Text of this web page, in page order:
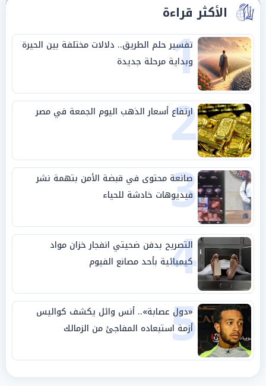
الأكثر قراءة
1
تفسير حلم الطريق.. دلالات مختلفة بين الحيرة
وبداية مرحلة جديدة
2
ارتفاع أسعار الذهب اليوم الجمعة في مصر
3
صانعة محتوى في قبضة الأمن بتهمة نشر
فيديوهات خادشة للحياء
4
التصريح بدفن ضحيتي انفجار خزان مواد
كيميائية بأحد مصانع الفيوم
5
«دول عصابة».. أنس وائل يكشف كواليس
أزمة استبعاده المفاجئ من الزمالك